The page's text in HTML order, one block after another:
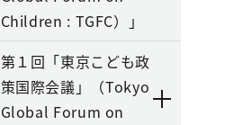
Children : TGFC）」
第１回「東京こども政
策国際会議」（Tokyo
Global Forum on